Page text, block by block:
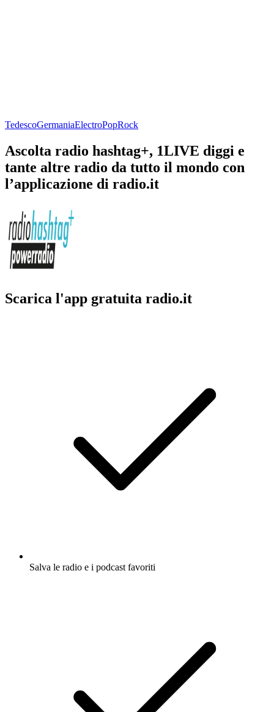
TedescoGermaniaElectroPopRock
Ascolta radio hashtag+, 1LIVE diggi e
tante altre radio da tutto il mondo con
l’applicazione di radio.it
Scarica l'app gratuita radio.it
Salva le radio e i podcast favoriti